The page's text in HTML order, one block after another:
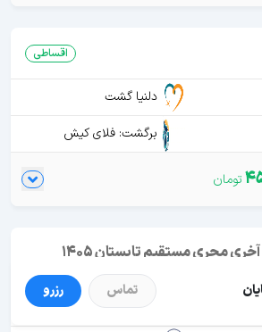
اقساطی
دلنیا گشت
برگشت: فلای کیش
مجری مستقیم تابستان 1405
قصر شایان
تماس رزرو